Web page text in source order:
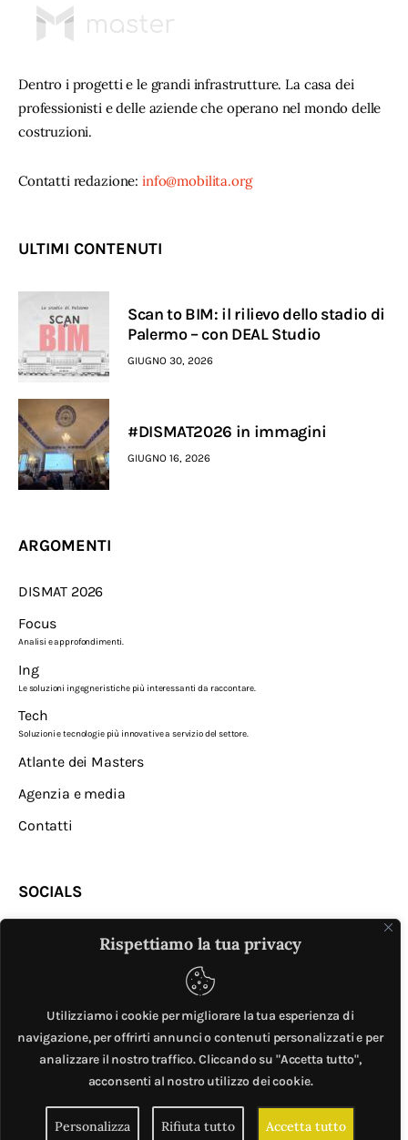
Rispettiamo la tua privacy
Utilizziamo i cookie per migliorare la tua esperienza di
navigazione, per offrirti annunci o contenuti personalizzati e per
analizzare il nostro traffico. Cliccando su "Accetta tutto",
acconsenti al nostro utilizzo dei cookie.
Personalizza Rifiuta tutto Accetta tutto
Dentro i progetti e le grandi infrastrutture. La casa dei
professionisti e delle aziende che operano nel mondo delle
costruzioni.
Contatti redazione: info@mobilita.org
ULTIMI CONTENUTI
Scan to BIM: il rilievo dello stadio di
Palermo – con DEAL Studio
GIUGNO 30, 2026
#DISMAT2026 in immagini
GIUGNO 16, 2026
ARGOMENTI
DISMAT 2026
Focus
Analisi e approfondimenti.
Ing
Le soluzioni ingegneristiche più interessanti da raccontare.
Tech
Soluzioni e tecnologie più innovative a servizio del settore.
Atlante dei Masters
Agenzia e media
Contatti
SOCIALS
MASTER © è un progetto diMobilita.org. All Rights
Reserved. | Giubox – C.F: DCHGLI85R10G273Z – P.IVA
06776720820 –Privacy e cookie policy